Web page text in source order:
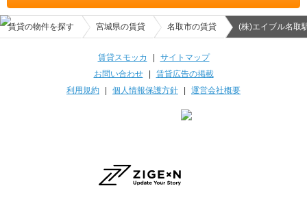
賃貸の物件を探す 宮城県の賃貸 名取市の賃貸 (株)エイブル名取
賃貸スモッカ
サイトマップ
お問い合わせ| 賃貸広告の掲載
利用規約
個人情報保護方針 運営会社概要